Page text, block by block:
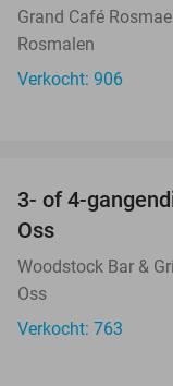
Grand Café
Rosmalen
Verkocht: 906
3- of 4-
Oss
Woodstock Bar &
Oss
Verkocht: 763